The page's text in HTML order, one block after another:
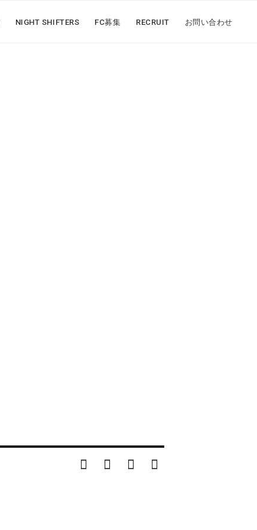
NIGHT SHIFTERS FC募集 RECRUIT お問い合わせ